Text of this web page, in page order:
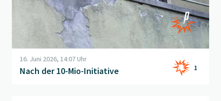
16. Juni 2026, 14:07 Uhr
Nach der 10-Mio-Initiative 1